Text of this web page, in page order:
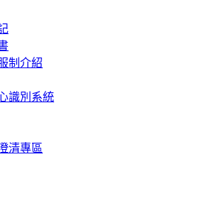
制介紹
識別系統
清專區